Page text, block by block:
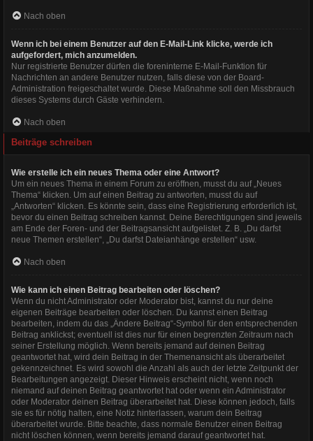
Nach oben
Wenn ich bei einem Benutzer auf den E-Mail-Link klicke, werde ich
aufgefordert, mich anzumelden.
Nur registrierte Benutzer dürfen die foreninterne E-Mail-Funktion für
Nachrichten an andere Benutzer nutzen, falls diese von der Board-
Administration freigeschaltet wurde. Diese Maßnahme soll den Missbrauch
dieses Systems durch Gäste verhindern.
Nach oben
Beiträge schreiben
Wie erstelle ich ein neues Thema oder eine Antwort?
Um ein neues Thema in einem Forum zu eröffnen, musst du auf „Neues
Thema“ klicken. Um auf einen Beitrag zu antworten, musst du auf
„Antworten“ klicken. Es könnte sein, dass eine Registrierung erforderlich ist,
bevor du einen Beitrag schreiben kannst. Deine Berechtigungen sind jeweils
am Ende der Foren- und der Beitragsansicht aufgelistet. Z. B. „Du darfst
neue Themen erstellen“, „Du darfst Dateianhänge erstellen“ usw.
Nach oben
Wie kann ich einen Beitrag bearbeiten oder löschen?
Wenn du nicht Administrator oder Moderator bist, kannst du nur deine
eigenen Beiträge bearbeiten oder löschen. Du kannst einen Beitrag
bearbeiten, indem du das „Ändere Beitrag“-Symbol für den entsprechenden
Beitrag anklickst; eventuell ist dies nur für einen begrenzten Zeitraum nach
seiner Erstellung möglich. Wenn bereits jemand auf deinen Beitrag
geantwortet hat, wird dein Beitrag in der Themenansicht als überarbeitet
gekennzeichnet. Es wird sowohl die Anzahl als auch der letzte Zeitpunkt der
Bearbeitungen angezeigt. Dieser Hinweis erscheint nicht, wenn noch
niemand auf deinen Beitrag geantwortet hat oder wenn ein Administrator
oder Moderator deinen Beitrag überarbeitet hat. Diese können jedoch, falls
sie es für nötig halten, eine Notiz hinterlassen, warum dein Beitrag
überarbeitet wurde. Bitte beachte, dass normale Benutzer einen Beitrag
nicht löschen können, wenn bereits jemand darauf geantwortet hat.